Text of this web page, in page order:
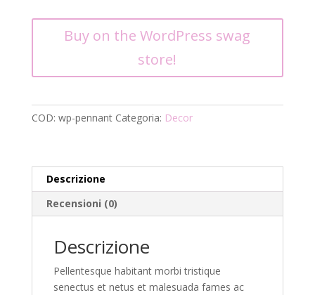
Buy on the WordPress swag
store!
COD: wp-pennant Categoria: Decor
Descrizione
Recensioni (0)
Descrizione
Pellentesque habitant morbi tristique
senectus et netus et malesuada fames ac